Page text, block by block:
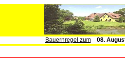
Bauernregel zum
08.